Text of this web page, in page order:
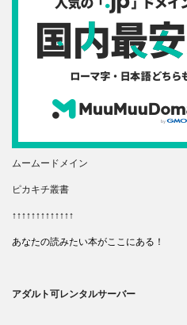
ムームードメイン
ピカキチ叢書
↑↑↑↑↑↑↑↑↑↑↑↑↑
あなたの読みたい本がここにある！
アダルト可レンタルサーバー